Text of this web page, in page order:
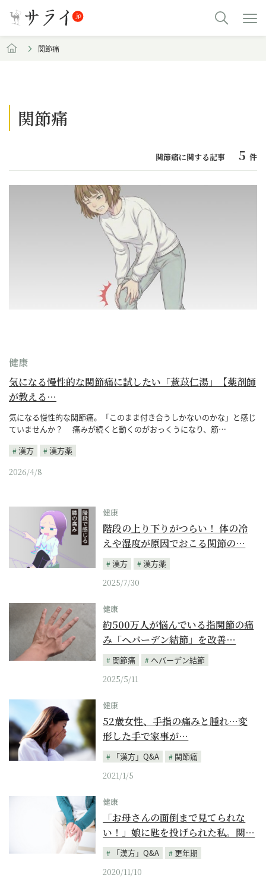
関節痛
関節痛
関節痛に関する記事 5 件
健康
気になる慢性的な関節痛に試したい「薏苡仁湯」【薬剤師
が教える…
気になる慢性的な関節痛。「このまま付き合うしかないのかな」と感じ
ていませんか？ 痛みが続くと動くのがおっくうになり、筋…
漢方
漢方薬
2026/4/8
健康
階段の上り下りがつらい！ 体の冷
えや湿度が原因でおこる関節の…
漢方
漢方薬
2025/7/30
健康
約500万人が悩んでいる指関節の痛
み「ヘバーデン結節」を改善…
関節痛
ヘバーデン結節
2025/5/11
健康
52歳女性、手指の痛みと腫れ…変
形した手で家事が…
「漢方」Q&A
関節痛
2021/1/5
健康
「お母さんの面倒まで見てられな
い！」娘に匙を投げられた私。関…
「漢方」Q&A
更年期
2020/11/10